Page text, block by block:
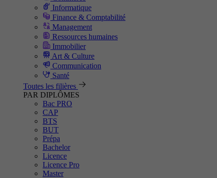
Informatique
Finance & Comptabilité
Management
Ressources humaines
Immobilier
Art & Culture
Communication
Santé
Toutes les filières
PAR DIPLÔMES
Bac PRO
CAP
BTS
BUT
Prépa
Bachelor
Licence
Licence Pro
Master